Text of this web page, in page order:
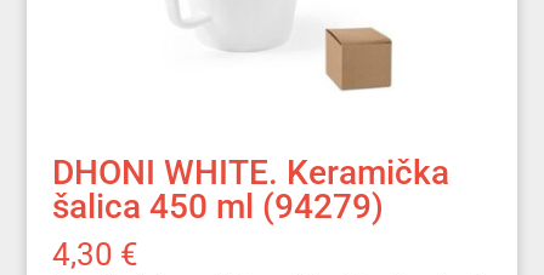
DHONI WHITE. Keramička
šalica 450 ml (94279)
4,30 €